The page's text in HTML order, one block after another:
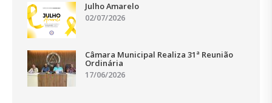
Julho Amarelo
02/07/2026
Câmara Municipal Realiza 31ª Reunião
Ordinária
17/06/2026